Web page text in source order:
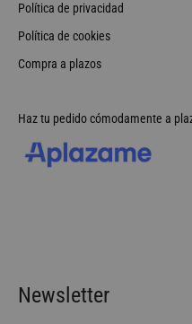
Política de privacidad
Política de cookies
Compra a plazos
Haz tu pedido cómodamente a
Newsletter